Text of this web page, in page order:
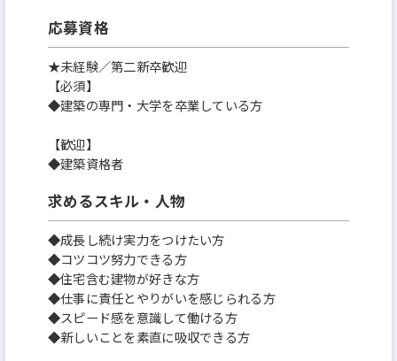
応募資格
★未経験／第二新卒歓迎
【必須】
◆建築の専門・大学を卒業している方
【歓迎】
◆建築資格者
求めるスキル・人物
◆成長し続け実力をつけたい方
◆コツコツ努力できる方
◆住宅含む建物が好きな方
◆仕事に責任とやりがいを感じられる方
◆スピード感を意識して働ける方
◆新しいことを素直に吸収できる方